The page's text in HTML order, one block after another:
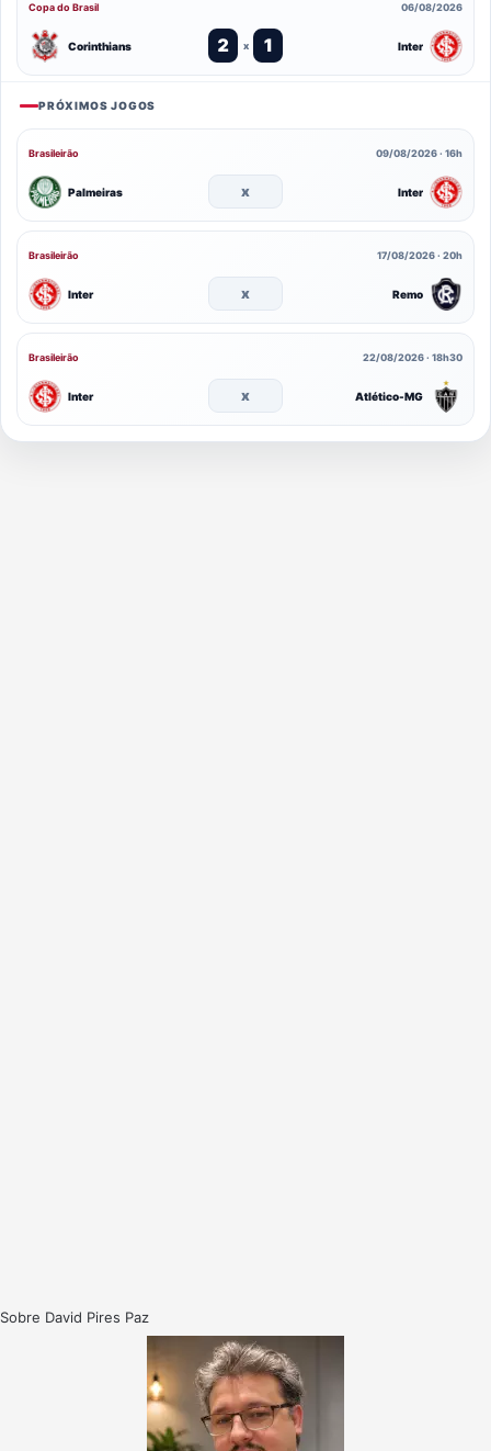
Copa do Brasil 06/08/2026
Corinthians 2 x 1 Inter
PRÓXIMOS JOGOS
Brasileirão 09/08/2026 · 16h
Palmeiras x Inter
Brasileirão 17/08/2026 · 20h
Inter x Remo
Brasileirão 22/08/2026 · 18h30
Inter x Atlético-MG
Sobre David Pires Paz